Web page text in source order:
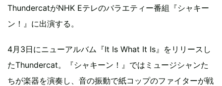
ThundercatがNHK Eテレのバラエティー番組『シャキー
ン！』に出演する。
4月3日にニューアルバム『It Is What It Is』をリリースし
たThundercat。『シャキーン！』ではミュージシャンた
ちが楽器を演奏し、音の振動で紙コップのファイターが戦